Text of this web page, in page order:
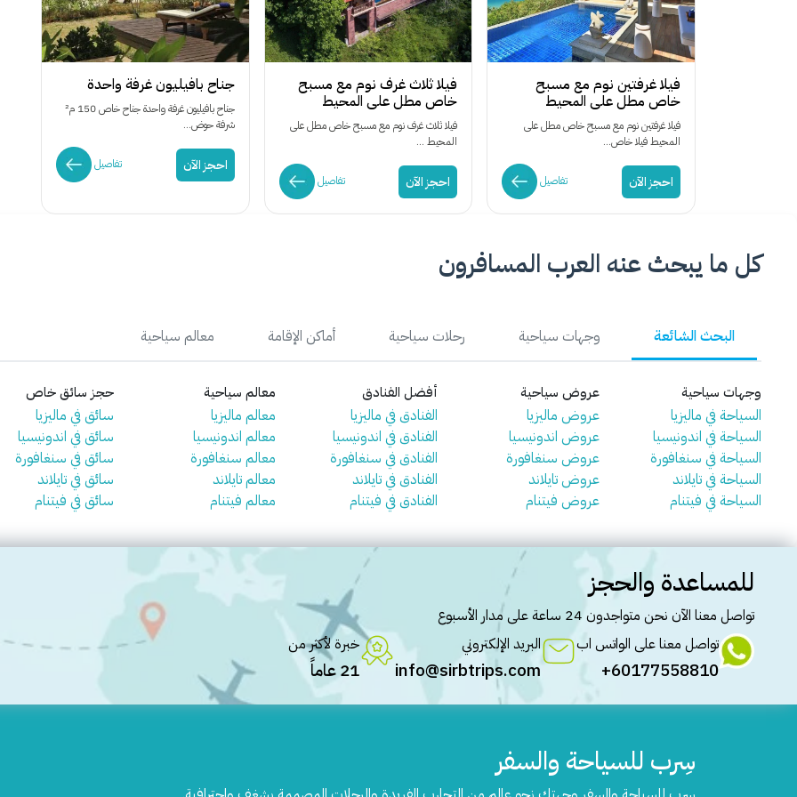
فيلا غرفتين نوم مع مسبح
خاص مطل على المحيط
فيلا غرفتين نوم مع مسبح خاص مطل على
المحيط فيلا خاص...
احجز الآن تفاصيل
فيلا ثلاث غرف نوم مع مسبح
خاص مطل على المحيط
فيلا ثلاث غرف نوم مع مسبح خاص مطل على
المحيط ...
احجز الآن تفاصيل
جناح بافيليون غرفة واحدة
جناح بافيليون غرفة واحدة جناح خاص 150 م²
شرفة حوض...
احجز الآن تفاصيل
كل ما يبحث عنه العرب المسافرون
البحث الشائعة وجهات سياحية رحلات سياحية أماكن الإقامة معالم سياحية
وجهات سياحية
السياحة في ماليزيا
السياحة في اندونيسيا
السياحة في سنغافورة
السياحة في تايلاند
السياحة في فيتنام
عروض سياحية
عروض ماليزيا
عروض اندونيسيا
عروض سنغافورة
عروض تايلاند
عروض فيتنام
أفضل الفنادق
الفنادق في ماليزيا
الفنادق في اندونيسيا
الفنادق في سنغافورة
الفنادق في تايلاند
الفنادق في فيتنام
معالم سياحية
معالم ماليزيا
معالم اندونيسيا
معالم سنغافورة
معالم تايلاند
معالم فيتنام
حجز سائق خاص
سائق في ماليزيا
سائق في اندونيسيا
سائق في سنغافورة
سائق في تايلاند
سائق في فيتنام
للمساعدة والحجز
تواصل معنا الآن نحن متواجدون 24 ساعة على مدار الأسبوع
تواصل معنا على الواتس اب
60177558810+
البريد الإلكتروني
info@sirbtrips.com
خبرة لأكثر من
21 عاماً
سِرب للسياحة والسفر